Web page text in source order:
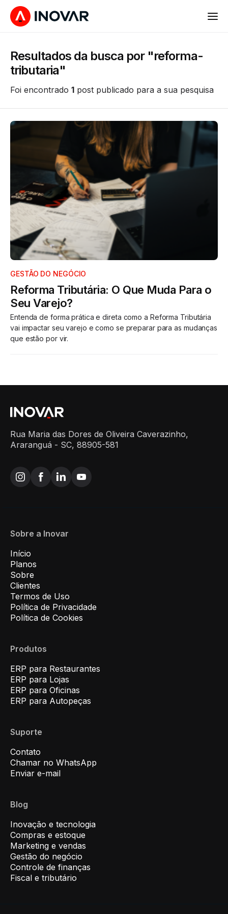
Resultados da busca por "reforma-
tributaria"
Foi encontrado 1 post publicado para a sua pesquisa
GESTÃO DO NEGÓCIO
Reforma Tributária: O Que Muda Para o
Seu Varejo?
Entenda de forma prática e direta como a Reforma Tributária
vai impactar seu varejo e como se preparar para as mudanças
que estão por vir.
Rua Maria das Dores de Oliveira Caverazinho,
Araranguá - SC, 88905-581
Sobre a Inovar
Início
Planos
Sobre
Clientes
Termos de Uso
Política de Privacidade
Política de Cookies
Produtos
ERP para Restaurantes
ERP para Lojas
ERP para Oficinas
ERP para Autopeças
Suporte
Contato
Chamar no WhatsApp
Enviar e-mail
Blog
Inovação e tecnologia
Compras e estoque
Marketing e vendas
Gestão do negócio
Controle de finanças
Fiscal e tributário